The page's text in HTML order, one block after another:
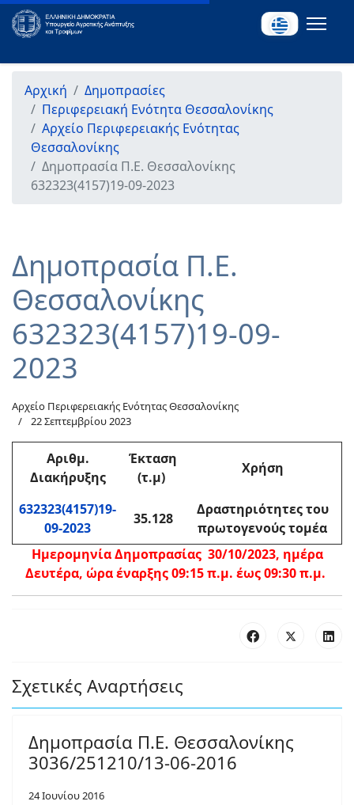
Αρχική
Δημοπρασίες
Περιφερειακή Ενότητα Θεσσαλονίκης
Αρχείο Περιφερειακής Ενότητας
Θεσσαλονίκης
Δημοπρασία Π.Ε. Θεσσαλονίκης
632323(4157)19-09-2023
Δημοπρασία Π.Ε.
Θεσσαλονίκης
632323(4157)19-09-
2023
Αρχείο Περιφερειακής Ενότητας Θεσσαλονίκης
22 Σεπτεμβρίου 2023
Αριθμ.
Διακήρυξης
Έκταση
(τ.μ)
Χρήση
632323(4157)19-
09-2023
35.128
Δραστηριότητες του
πρωτογενούς τομέα
Ημερομηνία Δημοπρασίας 30/10/2023, ημέρα
Δευτέρα, ώρα έναρξης 09:15 π.μ. έως 09:30 π.μ.
Σχετικές Αναρτήσεις
Δημοπρασία Π.Ε. Θεσσαλονίκης
3036/251210/13-06-2016
24 Ιουνίου 2016